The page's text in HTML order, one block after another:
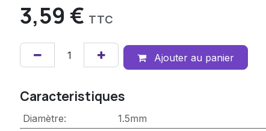
3,59 € TTC
Ajouter au panier
Caracteristiques
Diamètre:
1.5mm